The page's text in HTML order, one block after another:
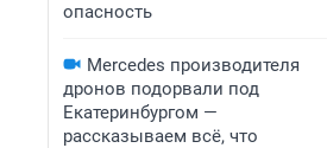
опасность
Mercedes производителя
дронов подорвали под
Екатеринбургом —
рассказываем всё, что